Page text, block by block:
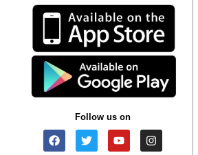
Follow us on